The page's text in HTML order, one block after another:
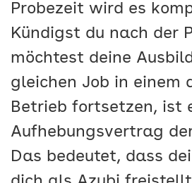
Probezeit wird es
Kündigst du nach der
möchtest deine
gleichen Job in einem
Betrieb fortsetzen, ist
Aufhebungsvertrag
Das bedeutet, dass